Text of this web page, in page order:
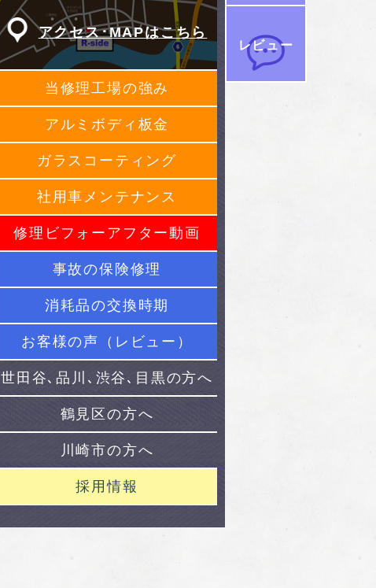
レビュー
アクセス･MAPはこちら
当修理工場の強み
アルミボディ板金
ガラスコーティング
社用車メンテナンス
修理ビフォーアフター動画
事故の保険修理
消耗品の交換時期
お客様の声（レビュー）
世田谷､品川､渋谷､目黒の方へ
鶴見区の方へ
川崎市の方へ
採用情報